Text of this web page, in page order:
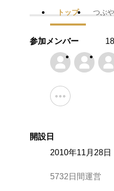
トップ つぶ
参加メンバー
開設日
2010年11月28日
5732日間運営